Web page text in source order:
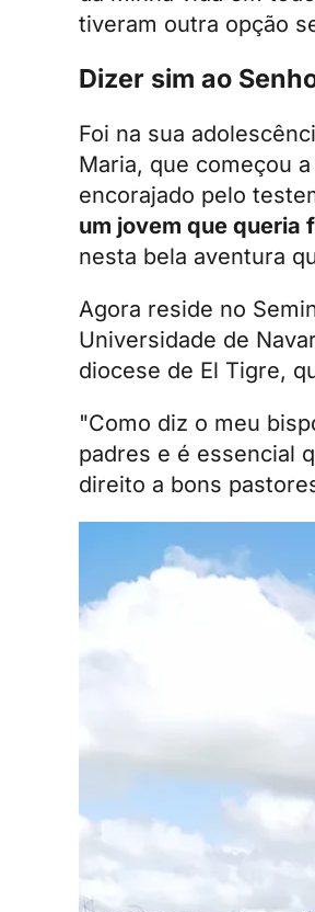
tiveram outra opção
Dizer sim ao
Foi na sua
Maria, que começou
encorajado pelo
um jovem que queria
nesta bela aventura
Agora reside no
Universidade de
diocese de El Tigre,
"Como diz o meu
padres e é essencial
direito a bons